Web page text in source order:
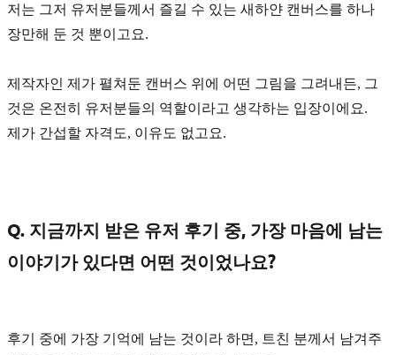
저는 그저 유저분들께서 즐길 수 있는 새하얀 캔버스를 하나
장만해 둔 것 뿐이고요.
제작자인 제가 펼쳐둔 캔버스 위에 어떤 그림을 그려내든, 그
것은 온전히 유저분들의 역할이라고 생각하는 입장이에요.
제가 간섭할 자격도, 이유도 없고요.
Q. 지금까지 받은 유저 후기 중, 가장 마음에 남는
이야기가 있다면 어떤 것이었나요?
후기 중에 가장 기억에 남는 것이라 하면, 트친 분께서 남겨주